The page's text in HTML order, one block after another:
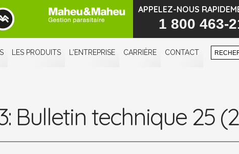
APPELEZ-NOUS
1 800 463-
LES PRODUITS L'ENTREPRISE CARRIÈRE CONTACT
Bulletin technique 25